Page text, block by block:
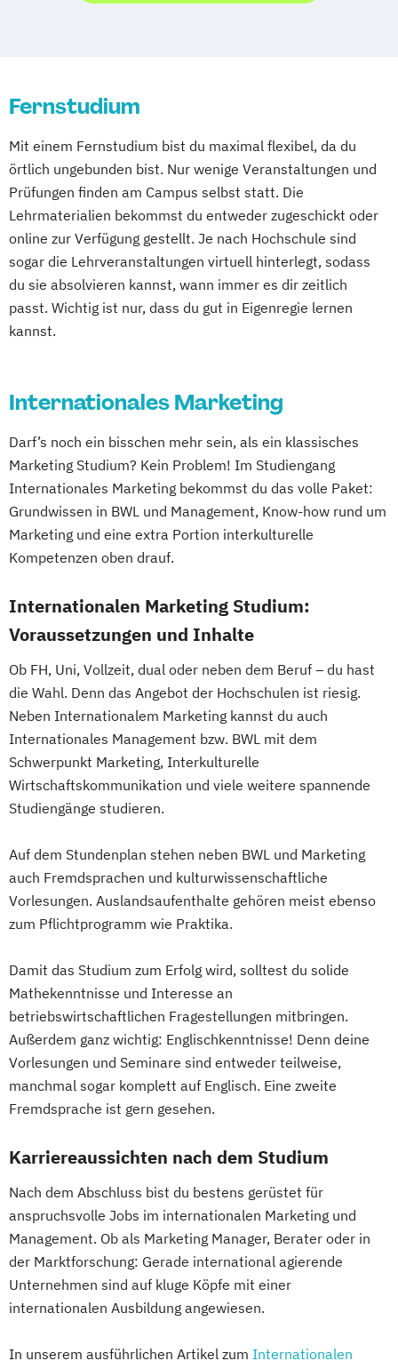
Fernstudium
Mit einem Fernstudium bist du maximal flexibel, da du
örtlich ungebunden bist. Nur wenige Veranstaltungen und
Prüfungen finden am Campus selbst statt. Die
Lehrmaterialien bekommst du entweder zugeschickt oder
online zur Verfügung gestellt. Je nach Hochschule sind
sogar die Lehrveranstaltungen virtuell hinterlegt, sodass
du sie absolvieren kannst, wann immer es dir zeitlich
passt. Wichtig ist nur, dass du gut in Eigenregie lernen
kannst.
Internationales Marketing
Darf’s noch ein bisschen mehr sein, als ein klassisches
Marketing Studium? Kein Problem! Im Studiengang
Internationales Marketing bekommst du das volle Paket:
Grundwissen in BWL und Management, Know-how rund um
Marketing und eine extra Portion interkulturelle
Kompetenzen oben drauf.
Internationalen Marketing Studium:
Voraussetzungen und Inhalte
Ob FH, Uni, Vollzeit, dual oder neben dem Beruf – du hast
die Wahl. Denn das Angebot der Hochschulen ist riesig.
Neben Internationalem Marketing kannst du auch
Internationales Management bzw. BWL mit dem
Schwerpunkt Marketing, Interkulturelle
Wirtschaftskommunikation und viele weitere spannende
Studiengänge studieren.
Auf dem Stundenplan stehen neben BWL und Marketing
auch Fremdsprachen und kulturwissenschaftliche
Vorlesungen. Auslandsaufenthalte gehören meist ebenso
zum Pflichtprogramm wie Praktika.
Damit das Studium zum Erfolg wird, solltest du solide
Mathekenntnisse und Interesse an
betriebswirtschaftlichen Fragestellungen mitbringen.
Außerdem ganz wichtig: Englischkenntnisse! Denn deine
Vorlesungen und Seminare sind entweder teilweise,
manchmal sogar komplett auf Englisch. Eine zweite
Fremdsprache ist gern gesehen.
Karriereaussichten nach dem Studium
Nach dem Abschluss bist du bestens gerüstet für
anspruchsvolle Jobs im internationalen Marketing und
Management. Ob als Marketing Manager, Berater oder in
der Marktforschung: Gerade international agierende
Unternehmen sind auf kluge Köpfe mit einer
internationalen Ausbildung angewiesen.
In unserem ausführlichen Artikel zum Internationalen